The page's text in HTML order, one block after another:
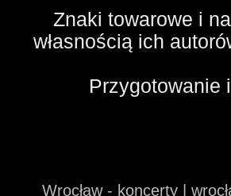
Znaki towarowe i
własnością ich
Przygotowanie
Wrocław - koncerty |